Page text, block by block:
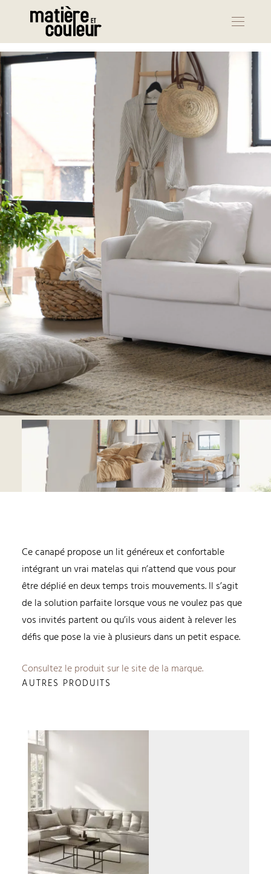
Ce canapé propose un lit généreux et confortable
intégrant un vrai matelas qui n’attend que vous pour
être déplié en deux temps trois mouvements. Il s’agit
de la solution parfaite lorsque vous ne voulez pas que
vos invités partent ou qu’ils vous aident à relever les
défis que pose la vie à plusieurs dans un petit espace.
Consultez le produit sur le site de la marque.
AUTRES PRODUITS